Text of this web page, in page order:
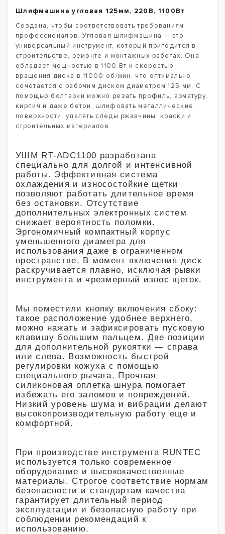
Шлифмашина угловая 125мм, 220В, 1100Вт
Создана, чтобы соответствовать требованиям
профессионалов. Угловая шлифмашина — это
универсальный инструмент, который пригодится в
строительстве, ремонте и монтажных работах. Она
обладает мощностью в 1100 Вт и скоростью
вращения диска в 11000 об/мин, что оптимально
сочетается с рабочим диском диаметром 125 мм. С
помощью болгарки можно резать профиль, арматуру,
кирпич и даже бетон, шлифовать металлические
поверхности, удалять следы ржавчины, краски и
строительных материалов.
УШМ RT-ADC1100 разработана
специально для долгой и интенсивной
работы. Эффективная система
охлаждения и износостойкие щетки
позволяют работать длительное время
без остановки. Отсутствие
дополнительных электронных систем
снижает вероятность поломки.
Эргономичный компактный корпус
уменьшенного диаметра для
использования даже в ограниченном
пространстве. В момент включения диск
раскручивается плавно, исключая рывки
инструмента и чрезмерный износ щеток.
Мы поместили кнопку включения сбоку:
такое расположение удобнее верхнего,
можно нажать и зафиксировать пусковую
клавишу большим пальцем. Две позиции
для дополнительной рукоятки — справа
или слева. Возможность быстрой
регулировки кожуха с помощью
специального рычага. Прочная
силиконовая оплетка шнура помогает
избежать его заломов и повреждений.
Низкий уровень шума и вибрации делают
высокопроизводительную работу еще и
комфортной.
При производстве инструмента RUNTEC
используется только современное
оборудование и высококачественные
материалы. Строгое соответствие нормам
безопасности и стандартам качества
гарантирует длительный период
эксплуатации и безопасную работу при
соблюдении рекомендаций к
использованию.